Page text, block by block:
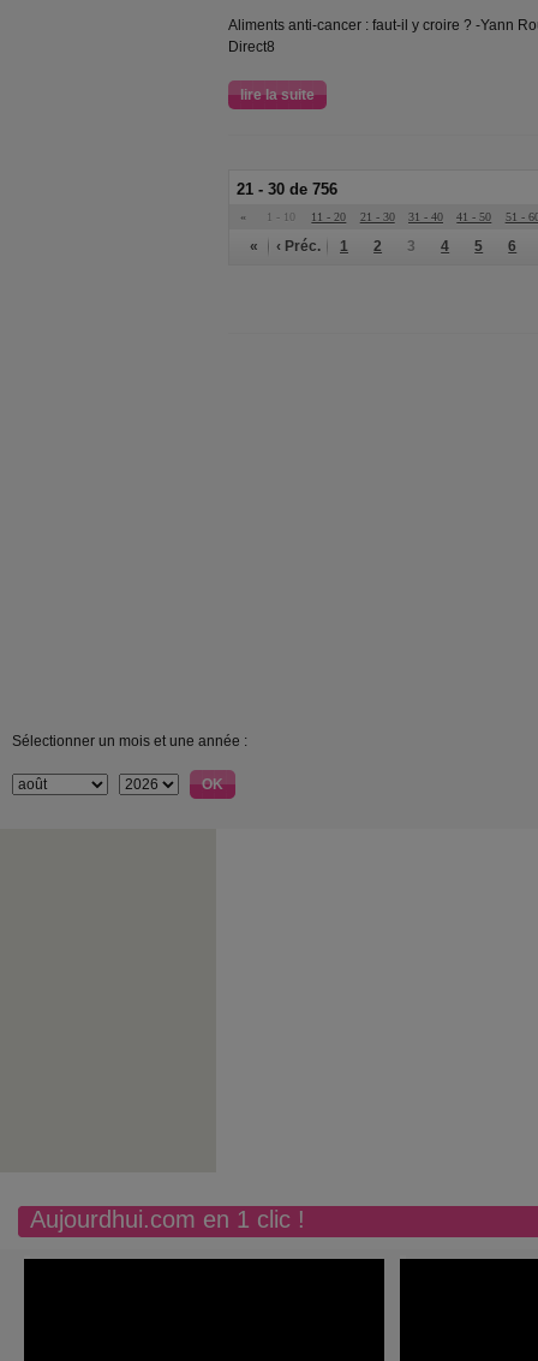
Aliments anti-cancer : faut-il y croire ? -Yann
Direct8
lire la suite
21 - 30 de 756
« 1 - 10 11 - 20 21 - 30 31 - 40 41 - 50 51 -
« ‹ Préc. 1 2 3 4 5 6
Sélectionner un mois et une année :
Aujourdhui.com en 1 clic !